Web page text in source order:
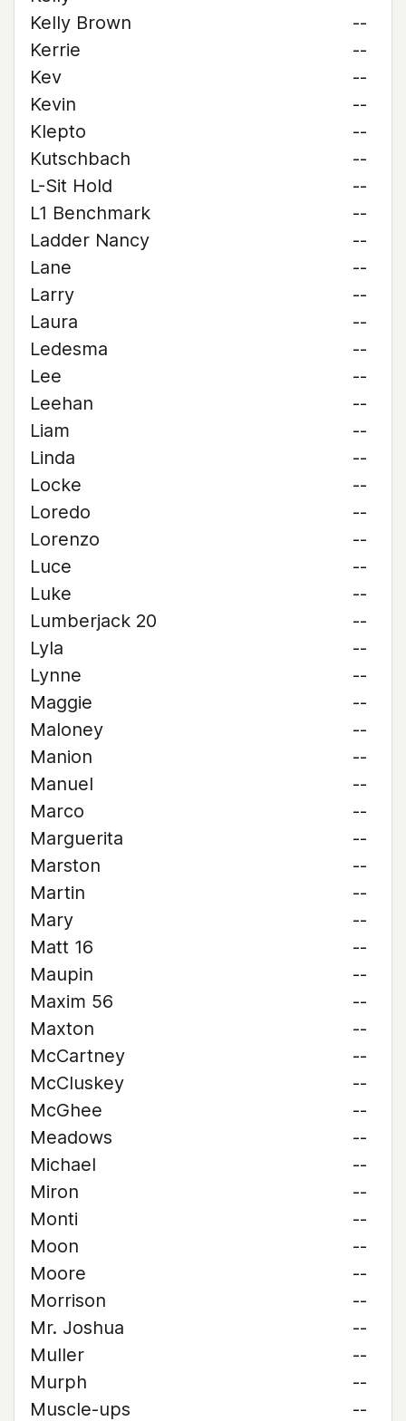
Kelly Brown
--
Kerrie
--
Kev
--
Kevin
--
Klepto
--
Kutschbach
--
L-Sit Hold
--
L1 Benchmark
--
Ladder Nancy
--
Lane
--
Larry
--
Laura
--
Ledesma
--
Lee
--
Leehan
--
Liam
--
Linda
--
Locke
--
Loredo
--
Lorenzo
--
Luce
--
Luke
--
Lumberjack 20
--
Lyla
--
Lynne
--
Maggie
--
Maloney
--
Manion
--
Manuel
--
Marco
--
Marguerita
--
Marston
--
Martin
--
Mary
--
Matt 16
--
Maupin
--
Maxim 56
--
Maxton
--
McCartney
--
McCluskey
--
McGhee
--
Meadows
--
Michael
--
Miron
--
Monti
--
Moon
--
Moore
--
Morrison
--
Mr. Joshua
--
Muller
--
Murph
--
Muscle-ups
--